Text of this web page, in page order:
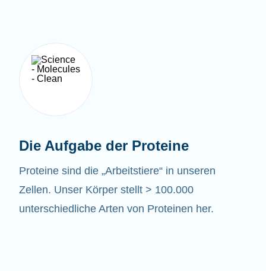
Die Aufgabe der Proteine
Proteine sind die „Arbeitstiere“ in unseren
Zellen. Unser Körper stellt > 100.000
unterschiedliche Arten von Proteinen her.